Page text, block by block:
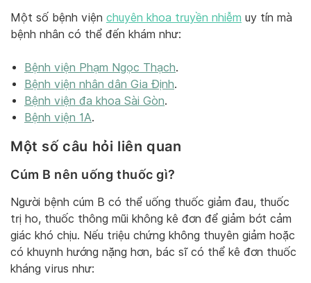
Một số bệnh viện chuyên khoa truyền nhiễm uy tín mà
bệnh nhân có thể đến khám như:
Bệnh viện Phạm Ngọc Thạch.
Bệnh viện nhân dân Gia Định.
Bệnh viện đa khoa Sài Gòn.
Bệnh viện 1A.
Một số câu hỏi liên quan
Cúm B nên uống thuốc gì?
Người bệnh cúm B có thể uống thuốc giảm đau, thuốc
trị ho, thuốc thông mũi không kê đơn để giảm bớt cảm
giác khó chịu. Nếu triệu chứng không thuyên giảm hoặc
có khuynh hướng nặng hơn, bác sĩ có thể kê đơn thuốc
kháng virus như: